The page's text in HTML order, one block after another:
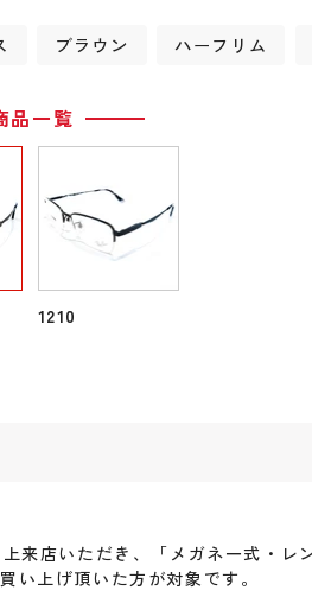
ブラウン ハーフリム
品一覧
1210
来店いただき、「メガネ一式・レ
い上げ頂いた方が対象です。